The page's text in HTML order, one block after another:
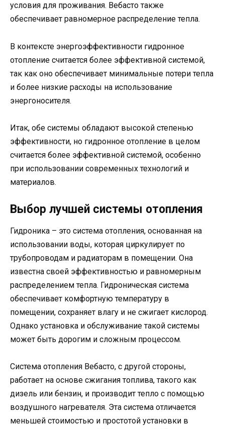
условия для проживания. Вебасто также
обеспечивает равномерное распределение тепла.
В контексте энергоэффективности гидронное
отопление считается более эффективной системой,
так как оно обеспечивает минимальные потери тепла
и более низкие расходы на использование
энергоносителя.
Итак, обе системы обладают высокой степенью
эффективности, но гидронное отопление в целом
считается более эффективной системой, особенно
при использовании современных технологий и
материалов.
Выбор лучшей системы отопления
Гидроника – это система отопления, основанная на
использовании воды, которая циркулирует по
трубопроводам и радиаторам в помещении. Она
известна своей эффективностью и равномерным
распределением тепла. Гидроническая система
обеспечивает комфортную температуру в
помещении, сохраняет влагу и не сжигает кислород.
Однако установка и обслуживание такой системы
может быть дорогим и сложным процессом.
Система отопления Вебасто, с другой стороны,
работает на основе сжигания топлива, такого как
дизель или бензин, и производит тепло с помощью
воздушного нагревателя. Эта система отличается
меньшей стоимостью и простотой установки в